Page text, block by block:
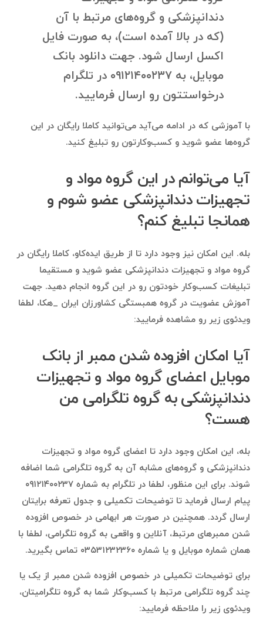
دندانپزشكى و گروه‌های مرتبط با آن
(که در بالا آمده است)، به صورت فایل
اکسل ارسال شود. جهت دانلود بانک
موبایل، به ۰۹۱۲۱۴۰۰۲۳۷ در تلگرام
درخواستتون رو ارسال فرمایید.
با آموزشی که در ادامه می‌آید می‌توانید کاملا رایگان در این
گروه‌ها عضو شوید و کسب‌وکارتون رو تبلیغ کنید.
آیا می‌توانم در این گروه مواد و
تجهيزات دندانپزشكى عضو شوم و
همانجا تبلیغ کنم؟
بله. این امکان نیز وجود دارد تا از طریق ایده‌کاو، کاملا رایگان در
گروه مواد و تجهيزات دندانپزشكى عضو شوید و مستقیما
تبلیغات کسب‌وکار خودتون رو در این گروه انجام دهید. جهت
آموزش عضویت در گروه همبستگی کشاورزان ایران _هکا، لطفا
ویدئوی زیر رو مشاهده فرمایید:
آیا امکان افزوده شدن ممبر از بانک
موبایل اعضای گروه مواد و تجهيزات
دندانپزشكى به گروه تلگرامی من
هست؟
بله، این امکان وجود دارد تا اعضای گروه مواد و تجهيزات
دندانپزشكى و گروه‌های مشابه آن به گروه تلگرامی شما اضافه
شوند. برای این منظور، لطفا در تلگرام به شماره ۰۹۱۲۱۴۰۰۲۳۷
پیام ارسال فرماید تا توضیحات تکمیلی و جدول تعرفه برایتان
ارسال گردد. همچنین در صورت هر ابهامی در خصوص افزوده
شدن ممبرهای مرتبط، آنلاین و واقعی به گروه تلگرامی، لطفا با
همان شماره موبایل و یا شماره ۰۳۵۳۱۲۳۲۳۶۰ تماس بگیرید.
برای توضیحات تکمیلی در خصوص افزوده شدن ممبر از یک یا
چند گروه تلگرامی مرتبط با کسب‌وکار شما به گروه تلگرامیتان،
ویدئوی زیر را ملاحظه فرمایید: